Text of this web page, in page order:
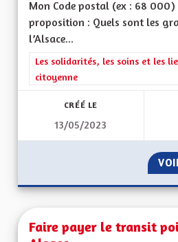
Mon Code postal (ex : 68
proposition : Quels sont les
l’Alsace...
Filtrer les résultats de la
Les solidarités, les soins et les
citoyenne
CRÉÉ LE
13/05/2023
Faire payer le transit